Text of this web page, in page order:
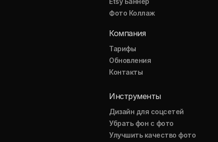
Фото Коллаж
Компания
Тарифы
Обновления
Контакты
Инструменты
Дизайн для соцсетей
Убрать фон с фото
Улучшить качество фото